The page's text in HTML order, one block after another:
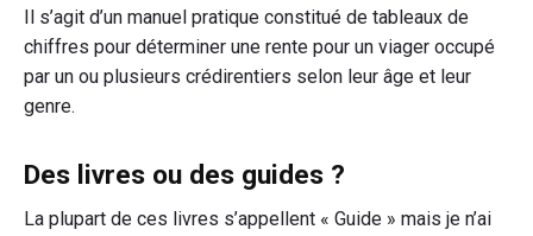
Il s’agit d’un manuel pratique constitué de tableaux de
chiffres pour déterminer une rente pour un viager occupé
par un ou plusieurs crédirentiers selon leur âge et leur
genre.
Des livres ou des guides ?
La plupart de ces livres s’appellent « Guide » mais je n’ai